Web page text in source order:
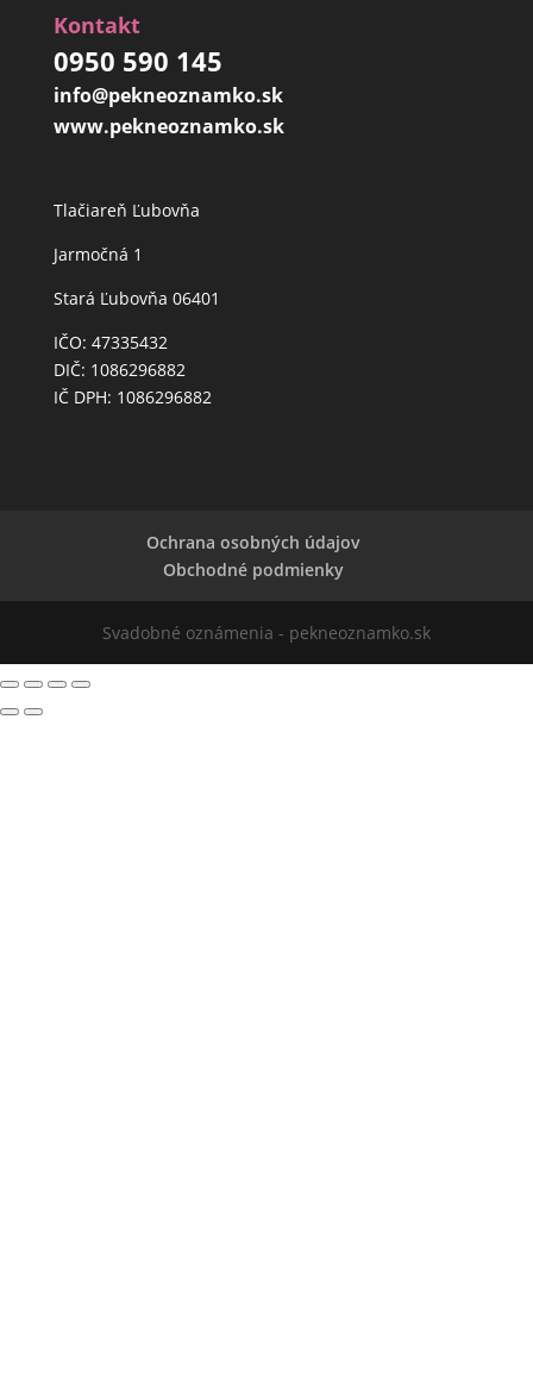
Kontakt
0950 590 145
info@pekneoznamko.sk
www.pekneoznamko.sk
Tlačiareň Ľubovňa
Jarmočná 1
Stará Ľubovňa 06401
IČO: 47335432
DIČ: 1086296882
IČ DPH: 1086296882
Ochrana osobných údajov
Obchodné podmienky
Svadobné oznámenia - pekneoznamko.sk